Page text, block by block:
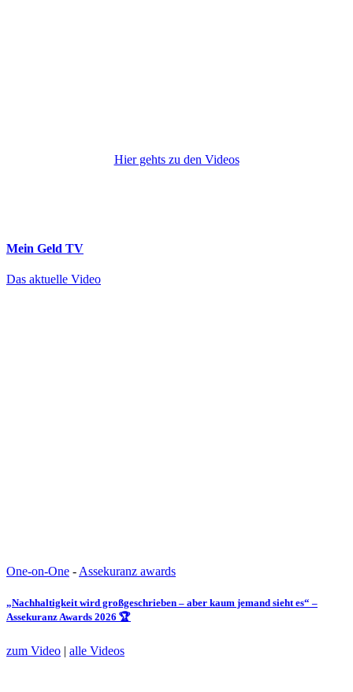
Hier gehts zu den Videos
Mein Geld TV
Das aktuelle Video
One-on-One -Assekuranz awards
„Nachhaltigkeit wird großgeschrieben – aber kaum jemand sieht es“ –
Assekuranz Awards 2026 🏆
zum Video | alle Videos